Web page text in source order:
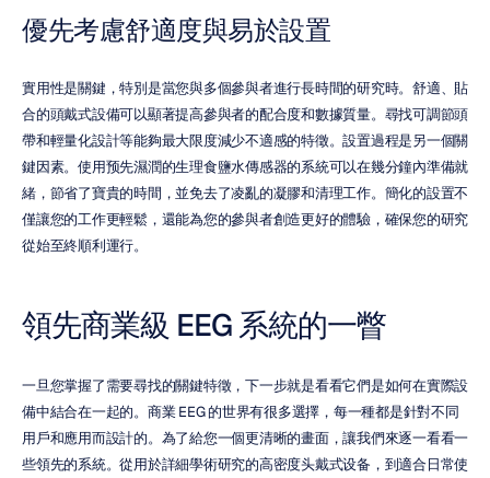
優先考慮舒適度與易於設置
實用性是關鍵，特別是當您與多個參與者進行長時間的研究時。舒適、貼
合的頭戴式設備可以顯著提高參與者的配合度和數據質量。尋找可調節頭
帶和輕量化設計等能夠最大限度減少不適感的特徵。設置過程是另一個關
鍵因素。使用预先濕潤的生理食鹽水傳感器的系統可以在幾分鐘內準備就
緒，節省了寶貴的時間，並免去了凌亂的凝膠和清理工作。簡化的設置不
僅讓您的工作更輕鬆，還能為您的參與者創造更好的體驗，確保您的研究
從始至終順利運行。
領先商業級 EEG 系統的一瞥
一旦您掌握了需要尋找的關鍵特徵，下一步就是看看它們是如何在實際設
備中結合在一起的。商業 EEG 的世界有很多選擇，每一種都是針對不同
用戶和應用而設計的。為了給您一個更清晰的畫面，讓我們來逐一看看一
些領先的系統。從用於詳細學術研究的高密度头戴式设备，到適合日常使